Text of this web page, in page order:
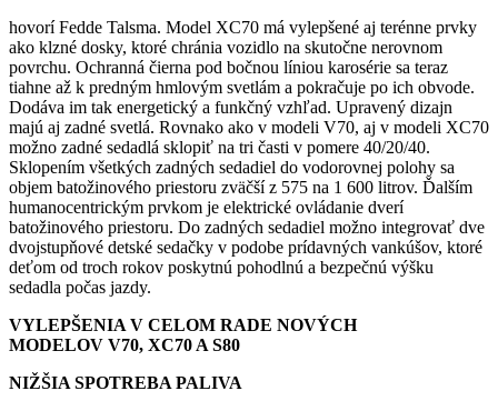
hovorí Fedde Talsma. Model XC70 má vylepšené aj terénne prvky
ako klzné dosky, ktoré chránia vozidlo na skutočne nerovnom
povrchu. Ochranná čierna pod bočnou líniou karosérie sa teraz
tiahne až k predným hmlovým svetlám a pokračuje po ich obvode.
Dodáva im tak energetický a funkčný vzhľad. Upravený dizajn
majú aj zadné svetlá. Rovnako ako v modeli V70, aj v modeli XC70
možno zadné sedadlá sklopiť na tri časti v pomere 40/20/40.
Sklopením všetkých zadných sedadiel do vodorovnej polohy sa
objem batožinového priestoru zväčší z 575 na 1 600 litrov. Ďalším
humanocentrickým prvkom je elektrické ovládanie dverí
batožinového priestoru. Do zadných sedadiel možno integrovať dve
dvojstupňové detské sedačky v podobe prídavných vankúšov, ktoré
deťom od troch rokov poskytnú pohodlnú a bezpečnú výšku
sedadla počas jazdy.
VYLEPŠENIA V CELOM RADE NOVÝCH
MODELOV V70, XC70 A S80
NIŽŠIA SPOTREBA PALIVA